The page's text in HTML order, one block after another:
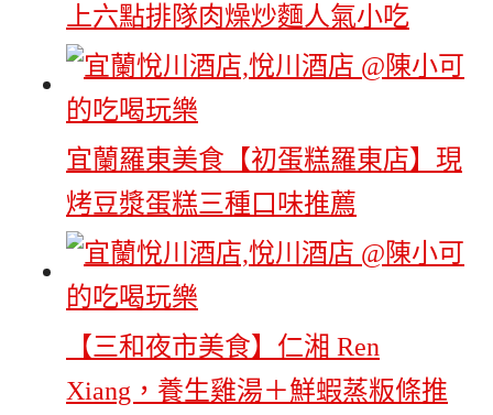
上六點排隊肉燥炒麵人氣小吃
宜蘭羅東美食【初蛋糕羅東店】現
烤豆漿蛋糕三種口味推薦
【三和夜市美食】仁湘 Ren
Xiang，養生雞湯＋鮮蝦蒸粄條推